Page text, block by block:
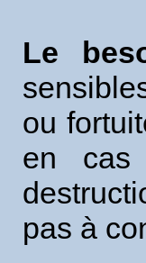
Le
ou
en cas
pas à